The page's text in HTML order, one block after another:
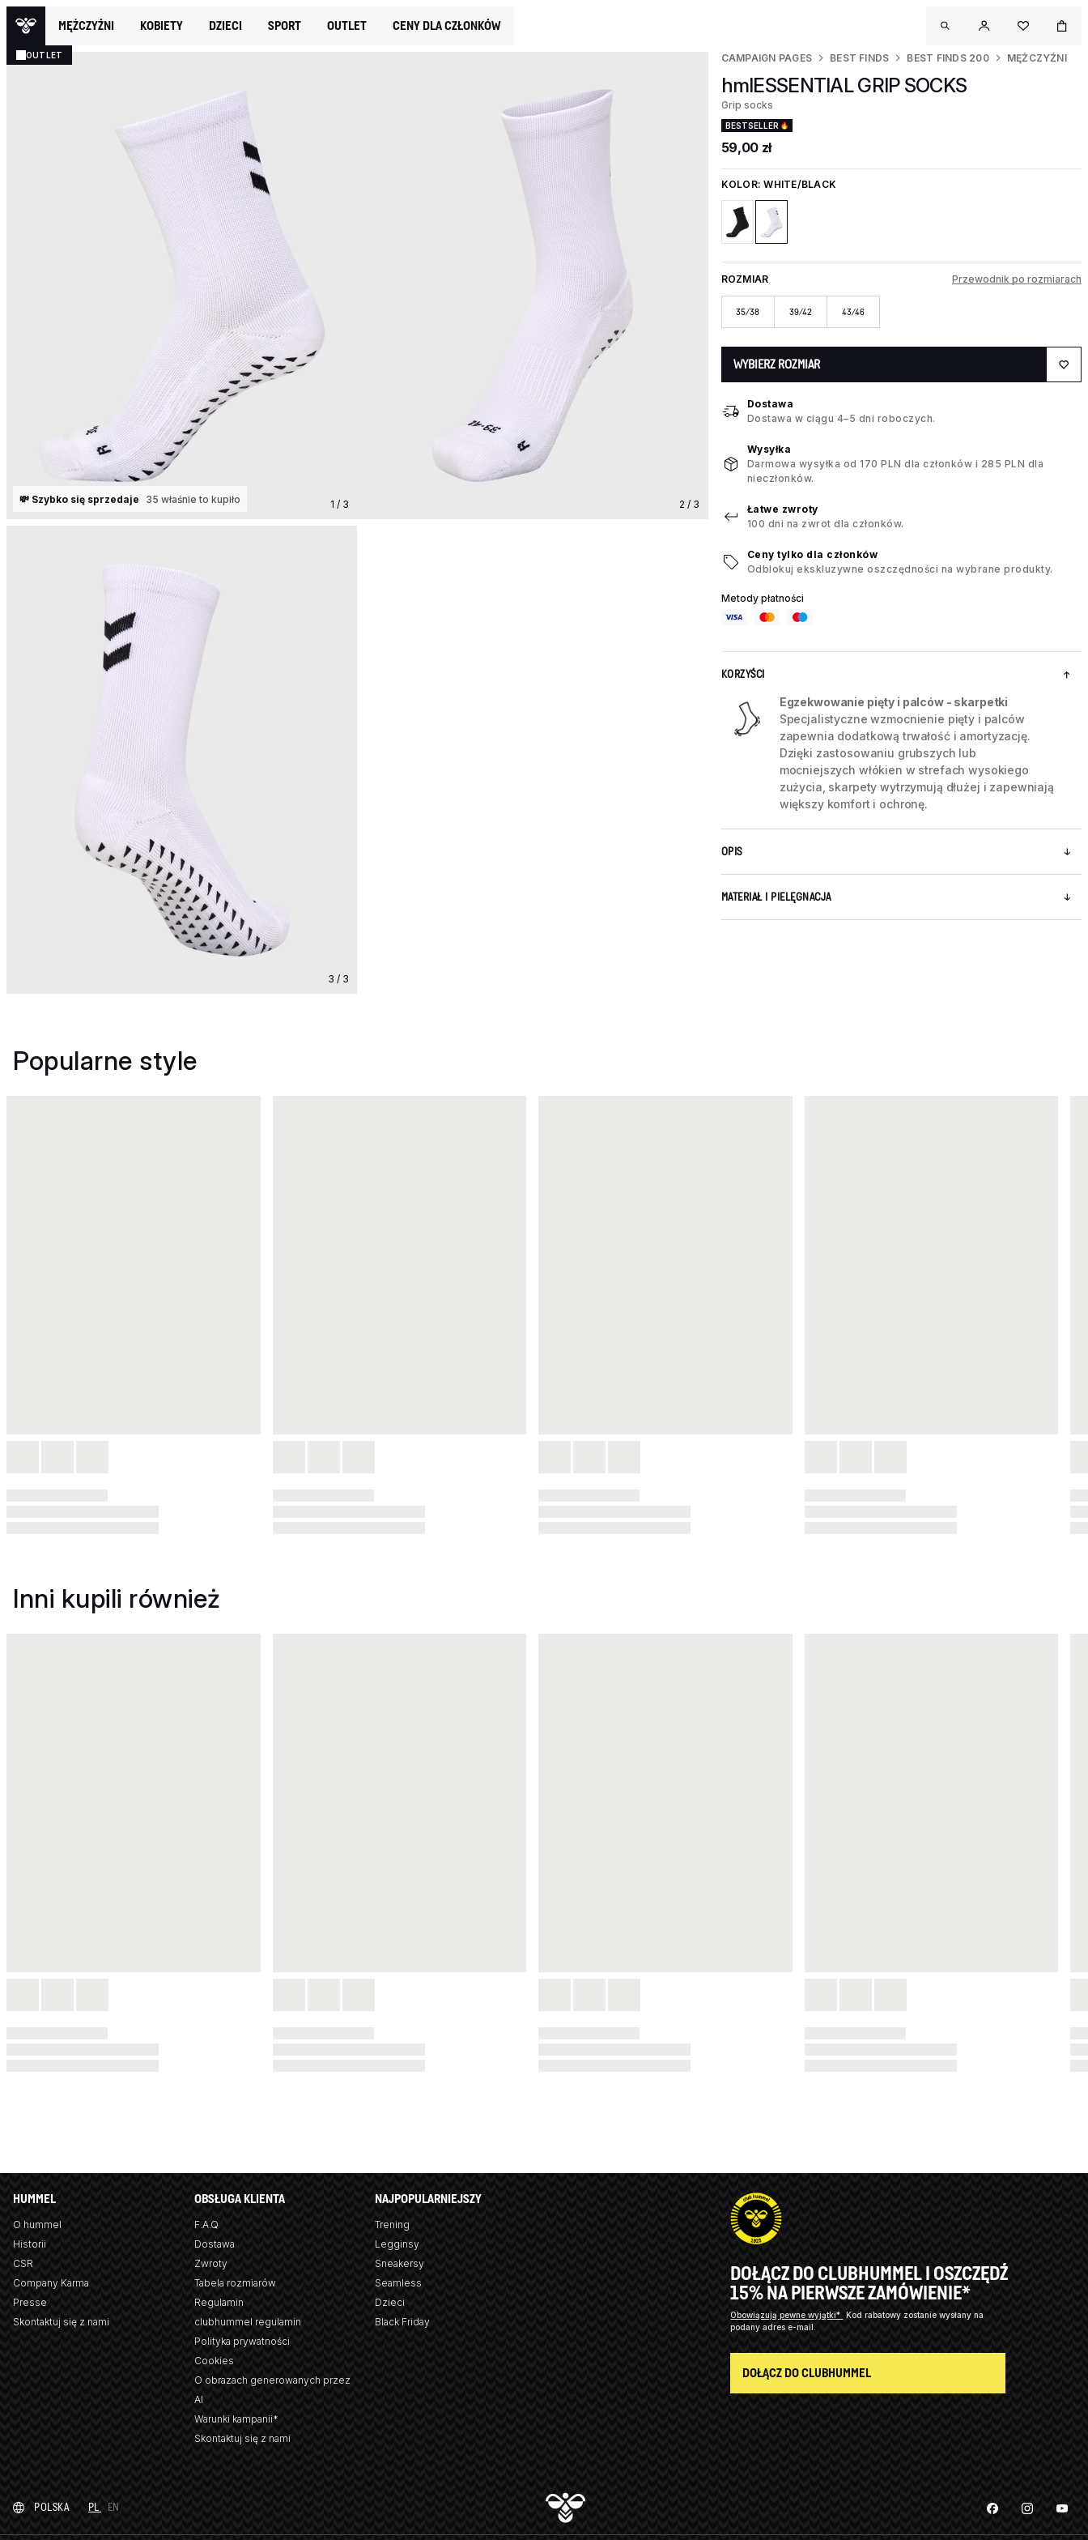
MĘŻCZYŹNI KOBIETY DZIECI SPORT OUTLET CENY DLA CZŁONKÓW
OUTLET
1 / 3
💸 Szybko się sprzedaje 35 właśnie to kupiło 2 / 3
3 / 3
CAMPAIGN PAGES BEST FINDS BEST FINDS 200 MĘŻCZYŹNI
hmlESSENTIAL GRIP SOCKS
Grip socks
BESTSELLER
59,00 zł
KOLOR:WHITE/BLACK
ROZMIAR Przewodnik po rozmiarach
35/38 39/42 43/46
WYBIERZ ROZMIAR
Dostawa
Dostawa w ciągu 4–5 dni roboczych.
Wysyłka
Darmowa wysyłka od 170 PLN dla członków i 285 PLN dla
nieczłonków.
Łatwe zwroty
100 dni na zwrot dla członków.
Ceny tylko dla członków
Odblokuj ekskluzywne oszczędności na wybrane produkty.
Metody płatności
KORZYŚCI
Egzekwowanie pięty i palców - skarpetki
Specjalistyczne wzmocnienie pięty i palców
zapewnia dodatkową trwałość i amortyzację.
Dzięki zastosowaniu grubszych lub
mocniejszych włókien w strefach wysokiego
zużycia, skarpety wytrzymują dłużej i zapewniają
większy komfort i ochronę.
OPIS
MATERIAŁ I PIELĘGNACJA
Popularne style
Inni kupili również
HUMMEL
O hummel
Historii
CSR
Company Karma
Presse
Skontaktuj się z nami
OBSŁUGA KLIENTA
F.A.Q
Dostawa
Zwroty
Tabela rozmiarów
Regulamin
clubhummel regulamin
Polityka prywatności
Cookies
O obrazach generowanych przez
AI
Warunki kampanii*
Skontaktuj się z nami
NAJPOPULARNIEJSZY
Trening
Legginsy
Sneakersy
Seamless
Dzieci
Black Friday
DOŁĄCZ DO CLUBHUMMEL I OSZCZĘDŹ
15% NA PIERWSZE ZAMÓWIENIE*
Obowiązują pewne wyjątki* Kod rabatowy zostanie wysłany na
podany adres e-mail.
DOŁĄCZ DO CLUBHUMMEL
POLSKA PL EN